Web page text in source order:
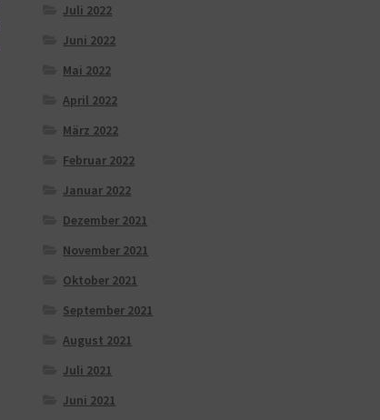
Juli 2022
Juni 2022
Mai 2022
April 2022
März 2022
Februar 2022
Januar 2022
Dezember 2021
November 2021
Oktober 2021
September 2021
August 2021
Juli 2021
Juni 2021